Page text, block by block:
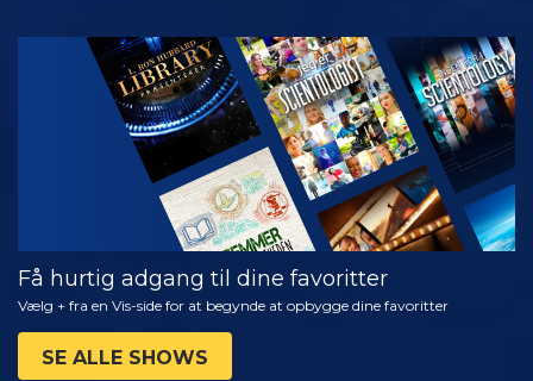
SE
UDFORSK
SERIEN
Få hurtig adgang til dine favoritter
Vælg + fra en Vis-side for at begynde at opbygge dine favoritter
SE ALLE SHOWS